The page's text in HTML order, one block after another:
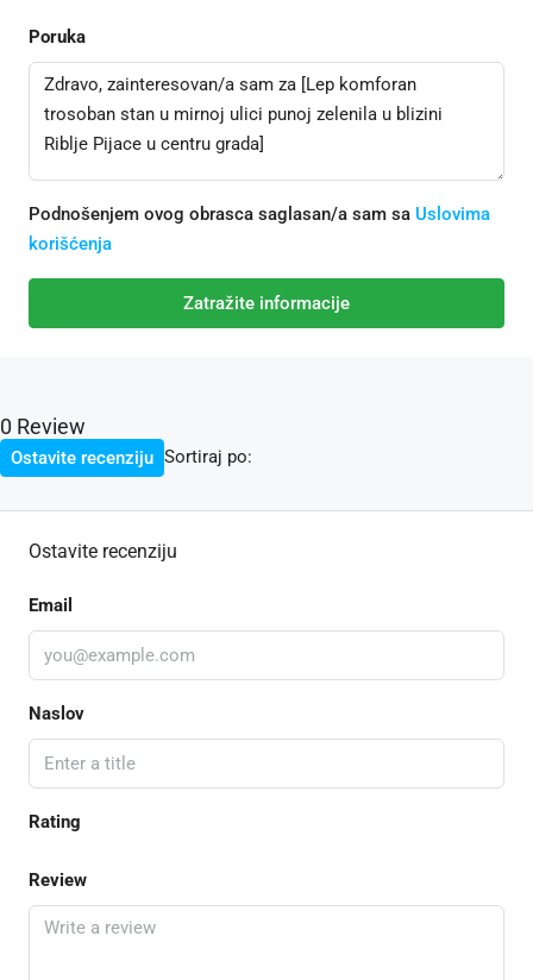
Poruka
Podnošenjem ovog obrasca saglasan/a sam sa Uslovima
korišćenja
Zatražite informacije
0 Review
Sortiraj po:
Ostavite recenziju
Ostavite recenziju
Email
Naslov
Rating
Review